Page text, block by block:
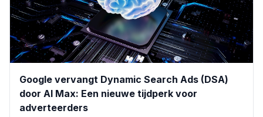
Google vervangt Dynamic Search Ads (DSA)
door AI Max: Een nieuwe tijdperk voor
adverteerders